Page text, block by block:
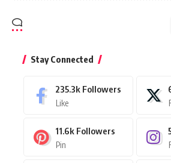
Stay Connected
235.3k Followers
Like
11.6k Followers
Pin